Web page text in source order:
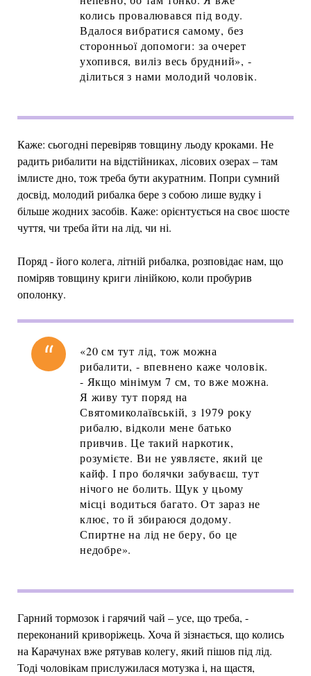
колись провалювався під воду.
Вдалося вибратися самому, без
сторонньої допомоги: за очерет
ухопився, виліз весь брудний», -
ділиться з нами молодий чоловік.
Каже: сьогодні перевіряв товщину льоду кроками. Не
радить рибалити на відстійниках, лісових озерах – там
імлисте дно, тож треба бути акуратним. Попри сумний
досвід, молодий рибалка бере з собою лише вудку і
більше жодних засобів. Каже: орієнтується на своє шосте
чуття, чи треба йти на лід, чи ні.
Поряд - його колега, літній рибалка, розповідає нам, що
поміряв товщину криги лінійкою, коли пробурив
ополонку.
«20 см тут лід, тож можна
рибалити, - впевнено каже чоловік.
- Якщо мінімум 7 см, то вже можна.
Я живу тут поряд на
Святомиколаївській, з 1979 року
рибалю, відколи мене батько
привчив. Це такий наркотик,
розумієте. Ви не уявляєте, який це
кайф. І про болячки забуваєш, тут
нічого не болить. Щук у цьому
місці водиться багато. От зараз не
клює, то й збираюся додому.
Спиртне на лід не беру, бо це
недобре».
Гарний тормозок і гарячий чай – усе, що треба, -
переконаний криворіжець. Хоча й зізнається, що колись
на Карачунах вже рятував колегу, який пішов під лід.
Тоді чоловікам прислужилася мотузка і, на щастя,